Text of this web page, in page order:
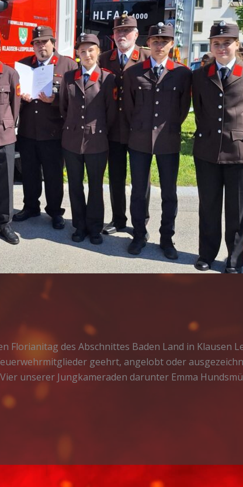
Florianitag des Abschnittes Baden Land in Klausen
geehrt, angelobt oder
unserer Jungkameraden darunter Emma